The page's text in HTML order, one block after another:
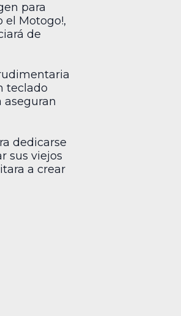
para
el Motogo!,
de
teclado
aseguran
dedicarse
sus viejos
a crear